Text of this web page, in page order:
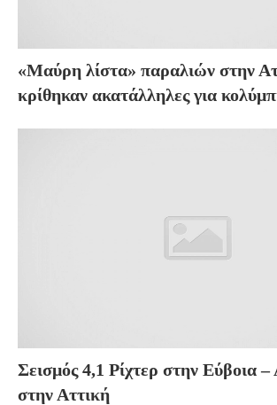
«Μαύρη λίστα» παραλιών στην
κρίθηκαν ακατάλληλες για
Σεισμός 4,1 Ρίχτερ στην Εύβοια –
στην Αττική